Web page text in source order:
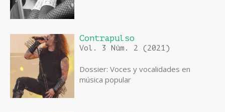
Contrapulso
Vol. 3 Núm. 2 (2021)
Dossier: Voces y vocalidades en
música popular